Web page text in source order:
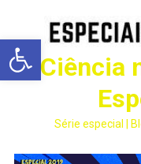
Abrir a
Ciência
Série especial |